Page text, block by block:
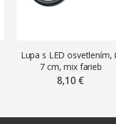
Lupa s LED osvetlením,
7 cm, mix farieb
8,10 €